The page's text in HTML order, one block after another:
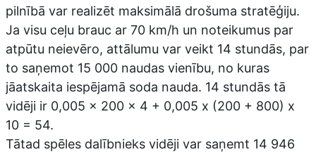
pilnībā var realizēt maksimālā drošuma stratēģiju.
Ja visu ceļu brauc ar 70 km/h un noteikumus par
atpūtu neievēro, attālumu var veikt 14 stundās, par
to saņemot 15 000 naudas vienību, no kuras
jāatskaita iespējamā soda nauda. 14 stundās tā
vidēji ir 0,005 x 200 x 4 + 0,005 x (200 + 800) x
10 = 54.
Tātad spēles dalībnieks vidēji var saņemt 14 946